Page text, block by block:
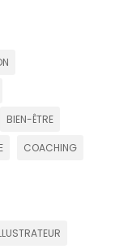
BIEN-ÊTRE
COACHING